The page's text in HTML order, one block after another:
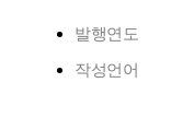
발행연도
작성언어